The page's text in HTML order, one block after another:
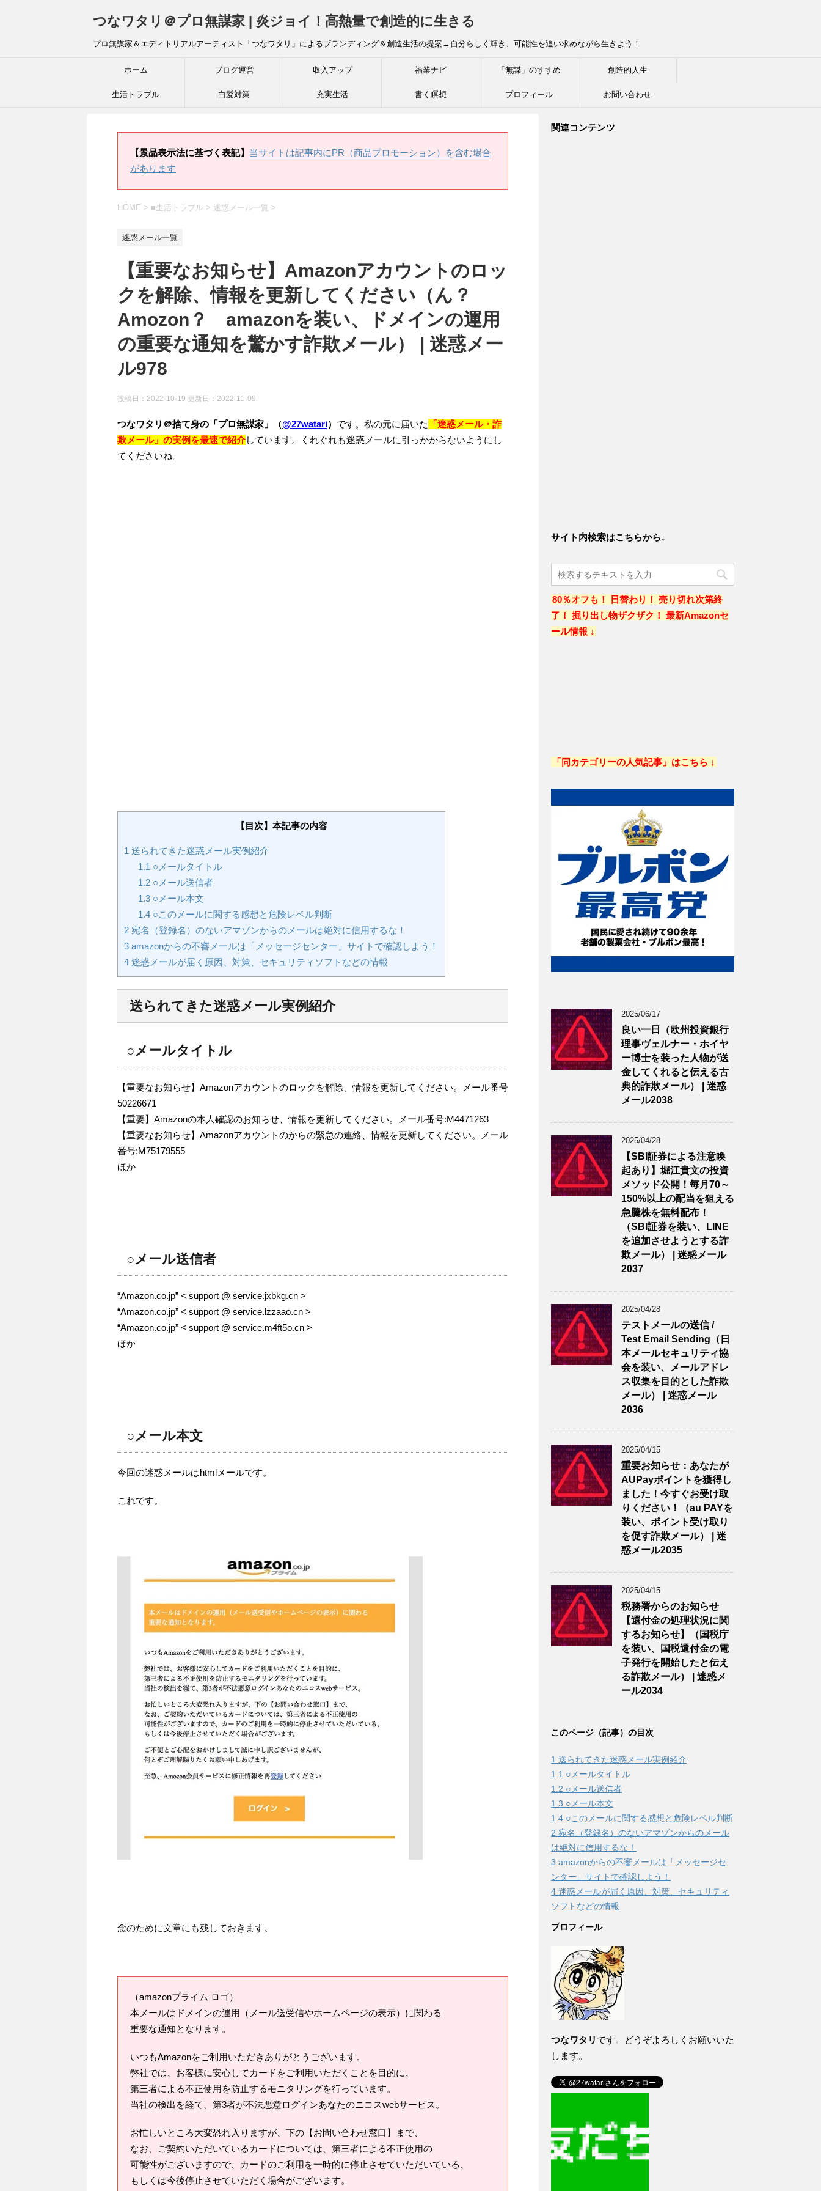
つなワタリ＠プロ無謀家 | 炎ジョイ！高熱量で創造的に生きる
プロ無謀家＆エディトリアルアーティスト「つなワタリ」によるブランディング＆創造生活の提案→自分らしく輝き、可能性を追い求めながら生きよう！
ホーム ブログ運営 収入アップ 福業ナビ 「無謀」のすすめ 創造的人生
生活トラブル 白髪対策 充実生活 書く瞑想 プロフィール お問い合わせ
【景品表示法に基づく表記】 当サイトは記事内にPR（商品プロモーション）を含む場合
があります
HOME > ■生活トラブル > 迷惑メール一覧 >
迷惑メール一覧
【重要なお知らせ】Amazonアカウントのロッ
クを解除、情報を更新してください（ん？
Amozon？ amazonを装い、ドメインの運用
の重要な通知を驚かす詐欺メール） | 迷惑メー
ル978
投稿日：2022-10-19 更新日： 2022-11-09
つなワタリ＠捨て身の「プロ無謀家」（@27watari） です。私の元に届いた
「迷惑メール・詐
欺メール」の実例を最速で紹介しています。くれぐれも迷惑メールに引っかからないようにし
てくださいね。
【目次】本記事の内容
1 送られてきた迷惑メール実例紹介
1.1 ○メールタイトル
1.2○メール送信者
1.3○メール本文
1.4○このメールに関する感想と危険レベル判断
2 宛名（登録名）のないアマゾンからのメールは絶対に信用するな！
3 amazonからの不審メールは「メッセージセンター」サイトで確認しよう！
4 迷惑メールが届く原因、対策、セキュリティソフトなどの情報
送られてきた迷惑メール実例紹介
○メールタイトル
【重要なお知らせ】Amazonアカウントのロックを解除、情報を更新してください。メール番号
50226671
【重要】Amazonの本人確認のお知らせ、情報を更新してください。メール番号:M4471263
【重要なお知らせ】Amazonアカウントのからの緊急の連絡、情報を更新してください。メール
番号:M75179555
ほか
○メール送信者
“Amazon.co.jp” < support @ service.jxbkg.cn >
“Amazon.co.jp” < support @ service.lzzaao.cn >
“Amazon.co.jp” < support @ service.m4ft5o.cn >
ほか
○メール本文
今回の迷惑メールはhtmlメールです。
これです。
念のために文章にも残しておきます。
（amazonプライム ロゴ）
本メールはドメインの運用（メール送受信やホームページの表示）に関わる
重要な通知となります。
いつもAmazonをご利用いただきありがとうございます。
弊社では、お客様に安心してカードをご利用いただくことを目的に、
第三者による不正使用を防止するモニタリングを行っています。
当社の検出を経て、第3者が不法悪意ログインあなたのニコスwebサービス。
お忙しいところ大変恐れ入りますが、下の【お問い合わせ窓口】まで、
なお、ご契約いただいているカードについては、第三者による不正使用の
可能性がございますので、カードのご利用を一時的に停止させていただいている、
もしくは今後停止させていただく場合がございます。
関連コンテンツ
サイト内検索はこちらから↓
80％オフも！ 日替わり！ 売り切れ次第終
了！ 掘り出し物ザクザク！ 最新Amazonセ
ール情報 ↓
「同カテゴリーの人気記事」はこちら ↓
2025/06/17
良い一日（欧州投資銀行
理事ヴェルナー・ホイヤ
ー博士を装った人物が送
金してくれると伝える古
典的詐欺メール） | 迷惑
メール2038
2025/04/28
【SBI証券による注意喚
起あり】堀江貴文の投資
メソッド公開！毎月70～
150%以上の配当を狙える
急騰株を無料配布！
（SBI証券を装い、LINE
を追加させようとする詐
欺メール） | 迷惑メール
2037
2025/04/28
テストメールの送信 /
Test Email Sending（日
本メールセキュリティ協
会を装い、メールアドレ
ス収集を目的とした詐欺
メール） | 迷惑メール
2036
2025/04/15
重要お知らせ：あなたが
AUPayポイントを獲得し
ました！今すぐお受け取
りください！（au PAYを
装い、ポイント受け取り
を促す詐欺メール） | 迷
惑メール2035
2025/04/15
税務署からのお知らせ
【還付金の処理状況に関
するお知らせ】（国税庁
を装い、国税還付金の電
子発行を開始したと伝え
る詐欺メール） | 迷惑メ
ール2034
このページ（記事）の目次
1 送られてきた迷惑メール実例紹介
1.1 ○メールタイトル
1.2 ○メール送信者
1.3 ○メール本文
1.4 ○このメールに関する感想と危険レベル判断
2 宛名（登録名）のないアマゾンからのメール
は絶対に信用するな！
3 amazonからの不審メールは「メッセージセ
ンター」サイトで確認しよう！
4 迷惑メールが届く原因、対策、セキュリティ
ソフトなどの情報
プロフィール
つなワタリ です。どうぞよろしくお願いいた
します。